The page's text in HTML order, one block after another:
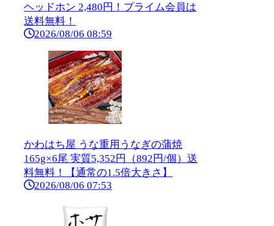
ヘッドホン 2,480円！プライム会員は
送料無料！
2026/08/06 08:59
かわはち屋 うな重用うなぎの蒲焼
165g×6尾 実質5,352円（892円/個）送
料無料！【通常の1.5倍大きさ】
2026/08/06 07:53